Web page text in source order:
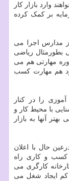
وارد بازار کار
بر کمک کرده
مدارس اجرا می
بطورمثال ریاضی
مهارتی هم می
هم مهارت کسب
را در کنار
با محیط کار و
آنها به بازار
حال با اعلان
و کاری راه
کارگری می
کم ایجاد شغل می